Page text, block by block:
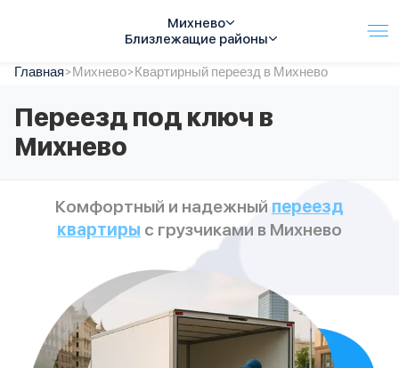
Михнево
Близлежащие районы
Услуги
Автопарк
Тарифы
Акции
Контакты
Спецтехника
Главная>Михнево>Квартирный переезд в Михнево
Переезд под ключ в
Михнево
Комфортный и надежный переезд
квартиры с грузчиками в Михнево